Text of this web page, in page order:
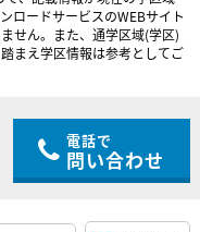
ロードサービスのWEBサイト
せん。また、通学区域(学区)
まえ学区情報は参考としてご
電話で
問い合わせ